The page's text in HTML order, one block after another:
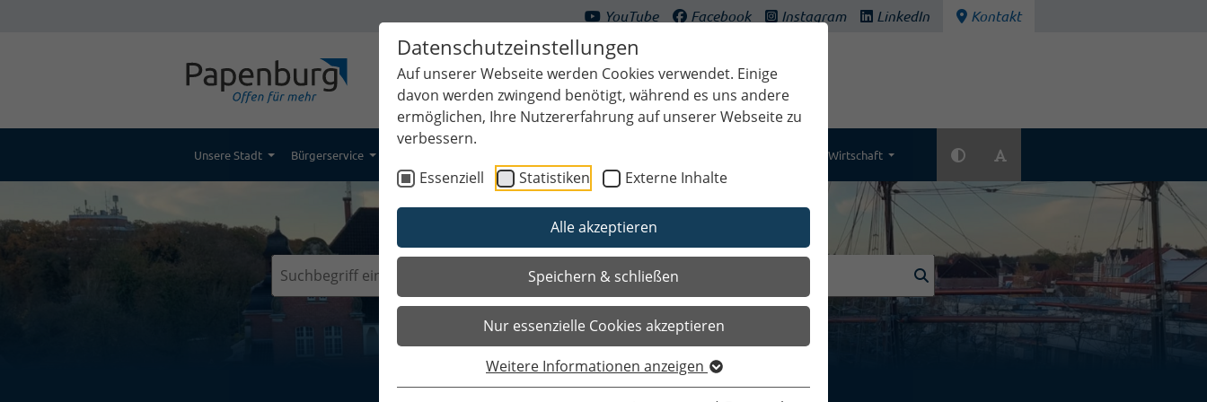
Datenschutzeinstellungen
Auf unserer Webseite werden Cookies verwendet. Einige
davon werden zwingend benötigt, während es uns andere
ermöglichen, Ihre Nutzererfahrung auf unserer Webseite zu
verbessern.
Essenziell
Statistiken Externe Inhalte
Alle akzeptieren
Speichern & schließen
Nur essenzielle Cookies akzeptieren
Weitere Informationen anzeigen
YouTube Facebook Instagram LinkedIn Kontakt
Unsere Stadt Bürgerservice Wirtschaft